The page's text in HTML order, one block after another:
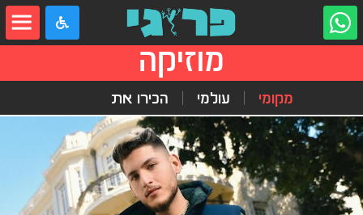
מוזיקה
מקומי עולמי הכירו את